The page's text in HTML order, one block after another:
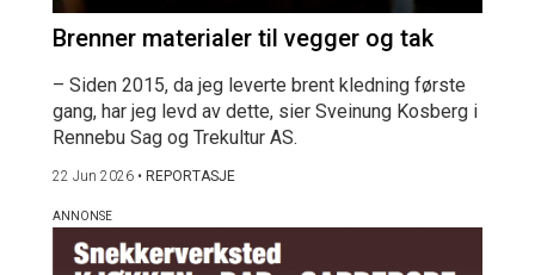
Brenner materialer til vegger og tak
– Siden 2015, da jeg leverte brent kledning første
gang, har jeg levd av dette, sier Sveinung Kosberg i
Rennebu Sag og Trekultur AS.
22 Jun 2026 • REPORTASJE